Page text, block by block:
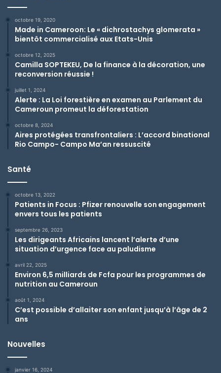
octobre 19, 2020
Made in Cameroon: Le « dichrostachys glomerata »
bientôt commercialisé aux Etats-Unis
octobre 12, 2025
Camilla SOPTEKEU, De la finance à la décoration, une
reconversion réussie !
juillet 1, 2024
Alerte : La Loi forestière en examen au Parlement du
Cameroun promeut la déforestation
octobre 8, 2024
Aires protégées transfrontaliers : L’accord binational
Rio Campo- Campo Ma’an ressuscité
Santé
octobre 13, 2022
Patients in Focus : Pfizer renouvelle son engagement
envers tous les patients
septembre 26, 2023
Les dirigeants Africains lancent l’alerte d’une
situation d’urgence face au paludisme
avril 22, 2025
Environ 6,5 milliards de Fcfa pour les programmes de
nutrition au Cameroun
août 1, 2024
C’est possible d’allaiter son enfant jusqu’à l’âge de 2
ans
Nouvelles
janvier 16, 2024